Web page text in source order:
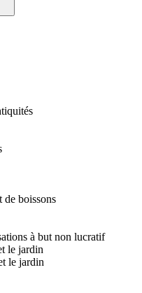
de boissons
à but non lucratif
le jardin
le jardin